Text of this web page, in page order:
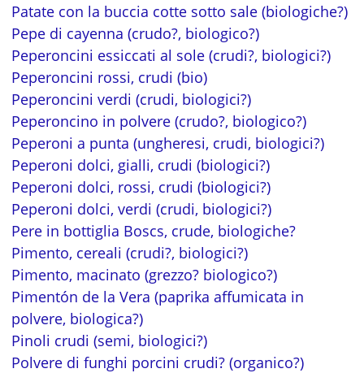
Patate con la buccia cotte sotto sale (biologiche?)
Pepe di cayenna (crudo?, biologico?)
Peperoncini essiccati al sole (crudi?, biologici?)
Peperoncini rossi, crudi (bio)
Peperoncini verdi (crudi, biologici?)
Peperoncino in polvere (crudo?, biologico?)
Peperoni a punta (ungheresi, crudi, biologici?)
Peperoni dolci, gialli, crudi (biologici?)
Peperoni dolci, rossi, crudi (biologici?)
Peperoni dolci, verdi (crudi, biologici?)
Pere in bottiglia Boscs, crude, biologiche?
Pimento, cereali (crudi?, biologici?)
Pimento, macinato (grezzo? biologico?)
Pimentón de la Vera (paprika affumicata in
polvere, biologica?)
Pinoli crudi (semi, biologici?)
Polvere di funghi porcini crudi? (organico?)